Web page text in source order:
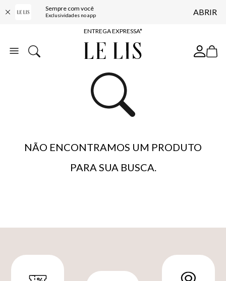
Sempre com você
Exclusividades no app ABRIR
COMPRE ONLINE E RETIRE EM LOJA*
ENTREGA EXPRESSA*
FRETE GRÁTIS*
10% OFF NA PRIMEIRA COMPRA*
NÃO ENCONTRAMOS UM PRODUTO
PARA SUA BUSCA.